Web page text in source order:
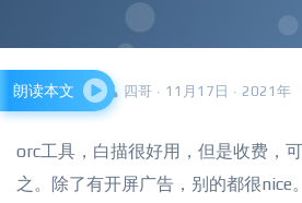
四哥 · 11月17日 · 2021年
朗读本文
orc工具，白描很好用，但是收费，
之。除了有开屏广告，别的都很nice。